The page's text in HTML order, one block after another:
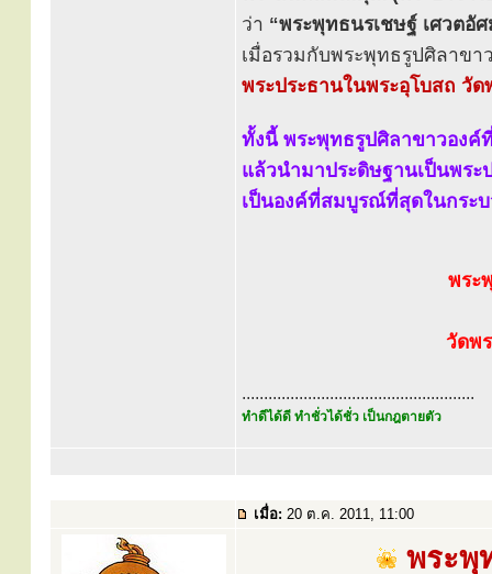
ว่า “พระพุทธนรเชษฐ์ เศวตอั
เมื่อรวมกับพระพุทธรูปศิลาข
พระประธานในพระอุโบสถ วั
ทั้งนี้ พระพุทธรูปศิลาขาวองค์
แล้วนำมาประดิษฐานเป็นพระ
เป็นองค์ที่สมบูรณ์ที่สุดในกระ
พระ
วัดพ
.....................................................
ทำดีได้ดี ทำชั่วได้ชั่ว เป็นกฎตายตัว
เมื่อ: 20 ต.ค. 2011, 11:00
พระพุ